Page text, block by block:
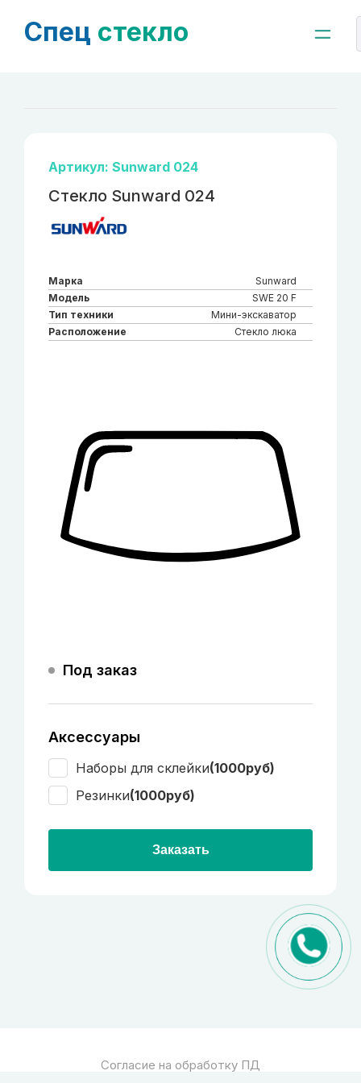
Спец стекло
Артикул: Sunward 024
Стекло Sunward 024
Марка
Sunward
Модель
SWE 20 F
Тип техники
Мини-экскаватор
Расположение
Стекло люка
Под заказ
Аксессуары
Наборы для склейки(1000руб)
Резинки(1000руб)
Заказать
Согласие на обработку ПД